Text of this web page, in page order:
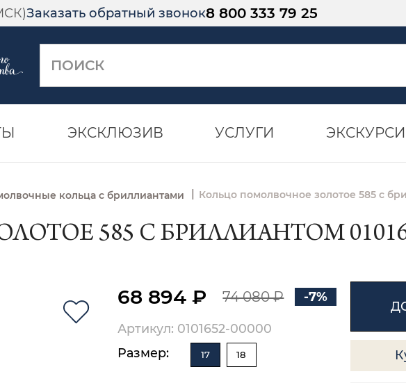
Заказать обратный звонок8 800 333 79 25
ЭКСКЛЮЗИВ УСЛУГИ
кольца с бриллиантами Кольцо помолвочное золотое 585 с
585 С БРИЛЛИАНТОМ
68 894 ₽ 74 080 ₽ -7%
Артикул: 0101652-00000
Размер:
17 18